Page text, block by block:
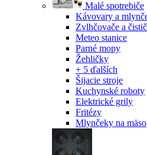
Malé spotrebiče
Kávovary a
Zvlhčovače a
Meteo stanice
Parné mopy
Žehličky
+ 5 ďalších
Šijacie stroje
Kuchynské roboty
Elektrické grily
Fritézy
Mlynčeky na mäso